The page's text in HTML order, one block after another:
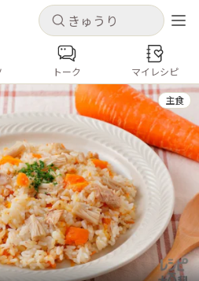
キャンセル
レシピを保存できます
新規登録
キャンセル
コンテンツ
トマト
とうもろこし
が ゴーヤ
トーク マイレシピ
主食